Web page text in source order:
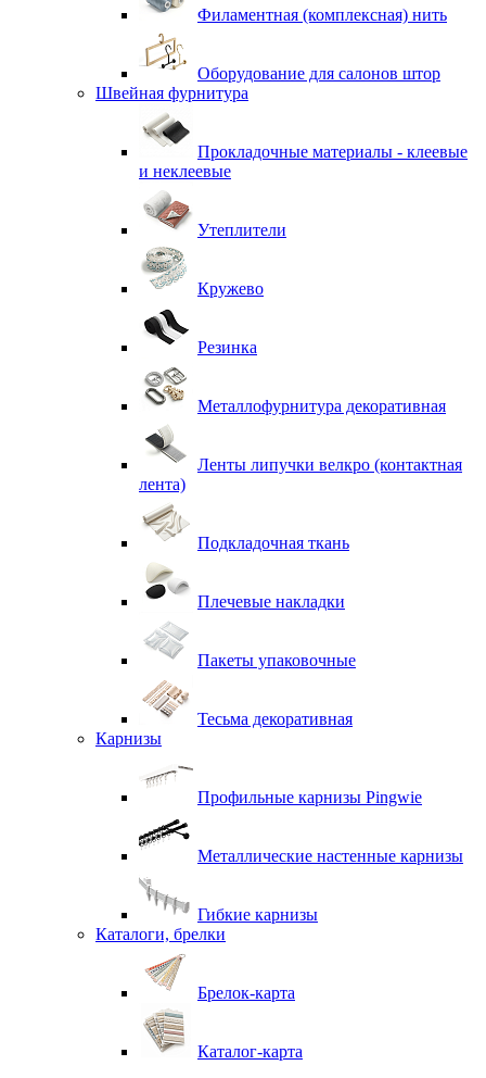
Филаментная (комплексная) нить
Оборудование для салонов штор
Швейная фурнитура
Прокладочные материалы - клеевые
и неклеевые
Утеплители
Кружево
Резинка
Металлофурнитура декоративная
Ленты липучки велкро (контактная
лента)
Подкладочная ткань
Плечевые накладки
Пакеты упаковочные
Тесьма декоративная
Карнизы
Профильные карнизы Pingwie
Металлические настенные карнизы
Гибкие карнизы
Каталоги, брелки
Брелок-карта
Каталог-карта